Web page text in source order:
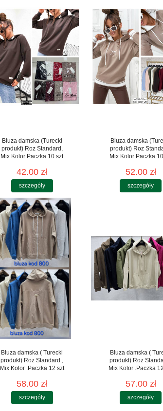
Bluza damska (Turecki
produkt) Roz Standard,
Mix Kolor Paczka 10 szt
42.00 zł
szczegóły
Bluza damska
produkt) Roz
Mix Kolor Paczka
52.00 zł
szczegóły
Bluza damska ( Turecki
produkt) Roz Standard ,
Mix Kolor .Paczka 12 szt
58.00 zł
szczegóły
Bluza damska (
produkt) Roz
Mix Kolor .Paczka
57.00 zł
szczegóły